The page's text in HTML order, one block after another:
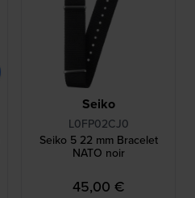
Seiko
L0FP02CJ0
Seiko 5 22 mm Bracelet
NATO noir
45,00 €